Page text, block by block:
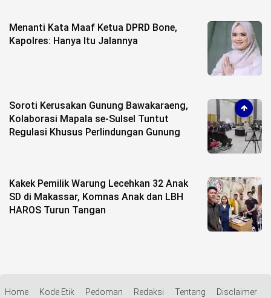
Menanti Kata Maaf Ketua DPRD Bone,
Kapolres: Hanya Itu Jalannya
Soroti Kerusakan Gunung Bawakaraeng,
Kolaborasi Mapala se-Sulsel Tuntut
Regulasi Khusus Perlindungan Gunung
Kakek Pemilik Warung Lecehkan 32 Anak
SD di Makassar, Komnas Anak dan LBH
HAROS Turun Tangan
Home Kode Etik Pedoman Redaksi Tentang Disclaimer